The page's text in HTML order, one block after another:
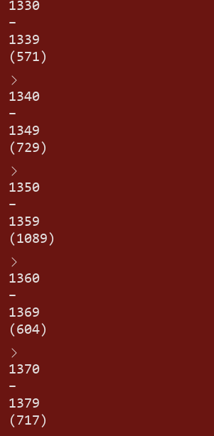
1330
–
1339
(571)
1340
–
1349
(729)
1350
–
1359
(1089)
1360
–
1369
(604)
1370
–
1379
(717)